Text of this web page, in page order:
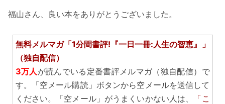
福山さん、良い本をありがとうございました。
無料メルマガ「1分間書評!『一日一冊:人生の智恵』」
（独自配信）
3万人 が読んでいる定番書評メルマガ（独自配信）で
す。「空メール購読」ボタンから空メールを送信して
ください。「空メール」がうまくいかない人は、
「こ